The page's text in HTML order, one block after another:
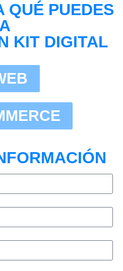
QUÉ PUEDES
KIT DIGITAL